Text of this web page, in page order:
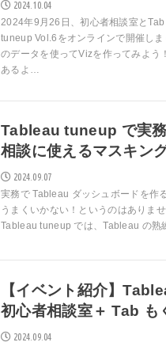
2024.10.04
2024年9月26日、初心者相談室と
tuneup Vol.6をオンラインで開催し
のデータを使ってVizを作ってみよう
あるよ…
Tableau tuneup で実
相談に使えるマスキン
2024.09.07
実務で Tableau ダッシュボードを作
うまくいかない！というのはありま
Tableau tuneup では、Tableau の熟
【イベント紹介】
初心者相談室＋ Tab も
2024.09.04